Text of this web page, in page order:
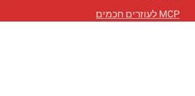
MCP לעוזרים חכמים